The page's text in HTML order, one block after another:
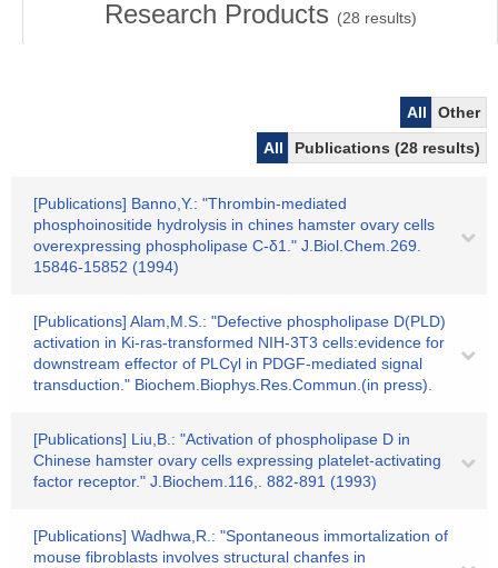
Research Products (28 results)
All
Other
All
Publications (28 results)
[Publications] Banno,Y.: "Thrombin-mediated
phosphoinositide hydrolysis in chines hamster ovary cells
overexpressing phospholipase C-δ1." J.Biol.Chem.269.
15846-15852 (1994)
[Publications] Alam,M.S.: "Defective phospholipase D(PLD)
activation in Ki-ras-transformed NIH-3T3 cells:evidence for
downstream effector of PLCγl in PDGF-mediated signal
transduction." Biochem.Biophys.Res.Commun.(in press).
[Publications] Liu,B.: "Activation of phospholipase D in
Chinese hamster ovary cells expressing platelet-activating
factor receptor." J.Biochem.116,. 882-891 (1993)
[Publications] Wadhwa,R.: "Spontaneous immortalization of
mouse fibroblasts involves structural chanfes in